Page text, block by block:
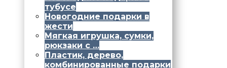
тубусе
Новогодние подарки в
жести
Мягкая игрушка, сумки,
рюкзаки с …
Пластик, дерево,
комбинированные подарки